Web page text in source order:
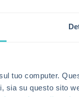
tuo computer.
sia su questo sito